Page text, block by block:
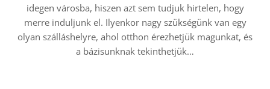
idegen városba, hiszen azt sem tudjuk hirtelen, hogy
merre induljunk el. Ilyenkor nagy szükségünk van egy
olyan szálláshelyre, ahol otthon érezhetjük magunkat, és
a bázisunknak tekinthetjük…